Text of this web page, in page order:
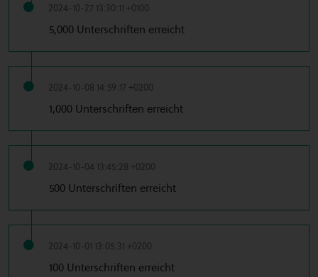
2024-10-27 13:30:11 +0100
5,000 Unterschriften erreicht
2024-10-08 14:59:17 +0200
1,000 Unterschriften erreicht
2024-10-04 13:45:28 +0200
500 Unterschriften erreicht
2024-10-01 13:05:31 +0200
100 Unterschriften erreicht